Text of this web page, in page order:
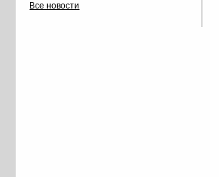
Все новости